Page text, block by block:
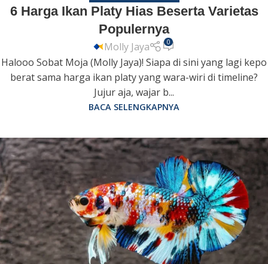
6 Harga Ikan Platy Hias Beserta Varietas
Populernya
Molly Jaya 0
Halooo Sobat Moja (Molly Jaya)! Siapa di sini yang lagi kepo
berat sama harga ikan platy yang wara-wiri di timeline?
Jujur aja, wajar b...
BACA SELENGKAPNYA